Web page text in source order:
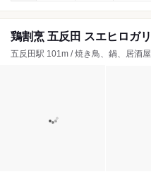
鶏割烹 五反田 スエヒロガリ
五反田駅 101m / 焼き鳥、鍋、居酒屋